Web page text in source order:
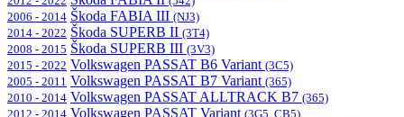
2006 - 2014 Škoda FABIA III (NJ3)
2014 - 2022 Škoda SUPERB II (3T4)
2008 - 2015 Škoda SUPERB III (3V3)
2015 - 2022 Volkswagen PASSAT B6 Variant (3C5)
2005 - 2011 Volkswagen PASSAT B7 Variant (365)
2010 - 2014 Volkswagen PASSAT ALLTRACK B7 (365)
2012 - 2014 Volkswagen PASSAT Variant (3G5, CB5)